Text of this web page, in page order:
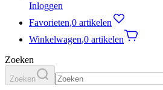
Inloggen
Favorieten,0 artikelen
Winkelwagen,0 artikelen
Zoeken
Zoeken